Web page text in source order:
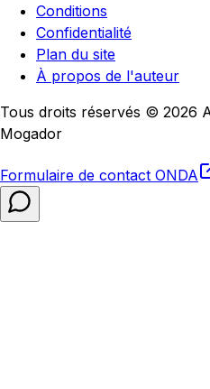
Conditions
Confidentialité
Plan du site
À propos de l'auteur
Tous droits réservés © 2026
Mogador
Formulaire de contact ONDA